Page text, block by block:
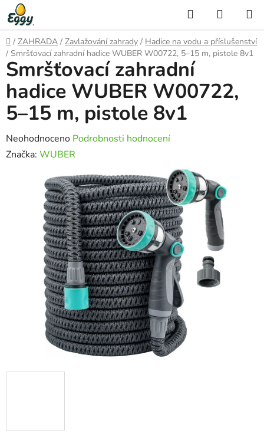
Přejít
na
obsah
Hledat
KOŠÍK
Domů
/ ZAHRADA / Zavlažování zahrady / Hadice na vodu a příslušenství
/ Smršťovací zahradní hadice WUBER W00722, 5–15 m, pistole 8v1
Smršťovací zahradní
hadice WUBER W00722,
5–15 m, pistole 8v1
Průměrné
hodnocení
hvězdiček.
Neohodnoceno Podrobnosti hodnocení
Značka: WUBER